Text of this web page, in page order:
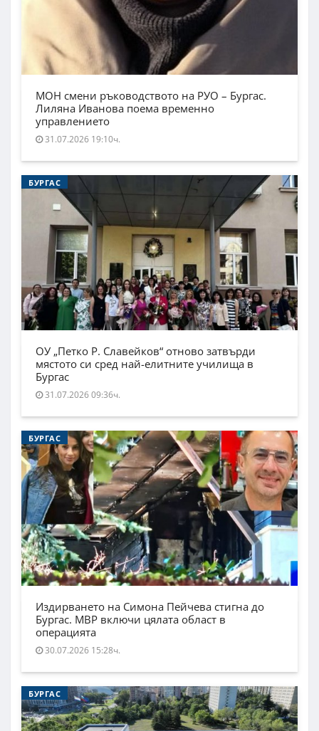
МОН смени ръководството на РУО – Бургас.
Лиляна Иванова поема временно
управлението
31.07.2026 19:10ч.
БУРГАС
ОУ „Петко Р. Славейков“ отново затвърди
мястото си сред най-елитните училища в
Бургас
31.07.2026 09:36ч.
БУРГАС
Издирването на Симона Пейчева стигна до
Бургас. МВР включи цялата област в
операцията
30.07.2026 15:28ч.
БУРГАС